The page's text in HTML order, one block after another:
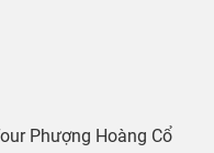
Phượng Hoàng Cổ